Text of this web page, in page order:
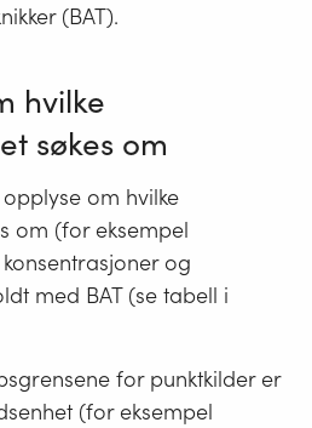
(BAT).
hvilke
søkes om
om hvilke
om (for eksempel
og
med BAT (se tabell i
for punktkilder er
(for eksempel